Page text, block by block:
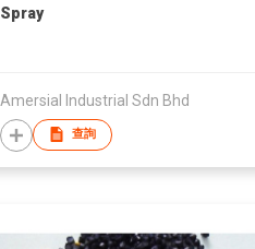
Spray
Amersial Industrial Sdn Bhd
查詢